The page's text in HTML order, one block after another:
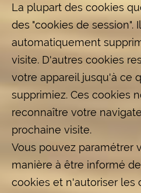
La plupart des cookies
des "cookies de session".
automatiquement
visite. D'autres cookies
votre appareil jusqu'à ce
supprimiez. Ces cookies
reconnaître votre
prochaine visite.
Vous pouvez paramétrer
manière à être informé
cookies et n'autoriser les